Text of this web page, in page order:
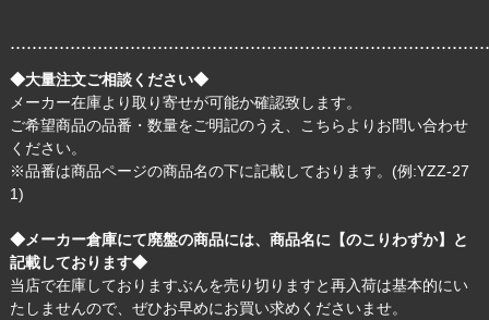
◆大量注文ご相談ください◆
メーカー在庫より取り寄せが可能か確認致します。
ご希望商品の品番・数量をご明記のうえ、
こちら よりお問い合わせ
ください。
※品番は商品ページの商品名の下に記載しております。(例:YZZ-27
1)
◆メーカー倉庫にて廃盤の商品には、商品名に【のこりわずか】と
記載しております◆
当店で在庫しておりますぶんを売り切りますと再入荷は基本的にい
たしませんので、ぜひお早めにお買い求めくださいませ。